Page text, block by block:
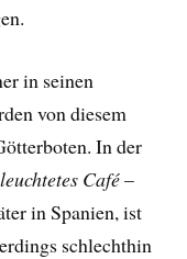
in seinen
von diesem
In der
Café–
in Spanien, ist
schlechthin